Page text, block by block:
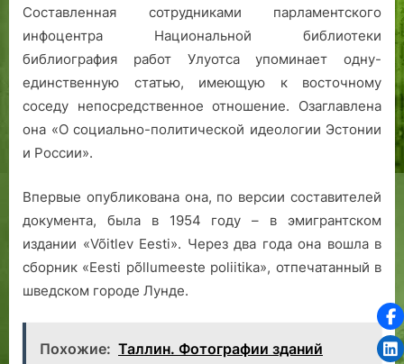
Составленная сотрудниками парламентского
инфоцентра Национальной библиотеки
библиография работ Улуотса упоминает одну-
единственную статью, имеющую к восточному
соседу непосредственное отношение. Озаглавлена
она «О социально-политической идеологии Эстонии
и России».
Впервые опубликована она, по версии составителей
документа, была в 1954 году – в эмигрантском
издании «Võitlev Eesti». Через два года она вошла в
сборник «Eesti põllumeeste poliitika», отпечатанный в
шведском городе Лунде.
Похожие: Таллин. Фотографии зданий